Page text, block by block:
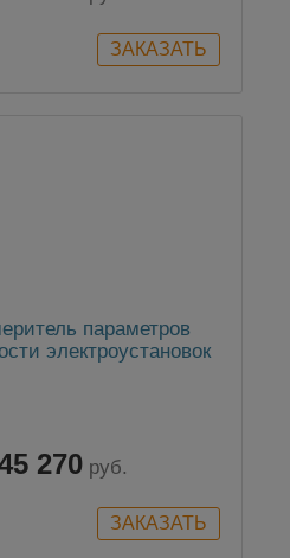
параметров
электроустановок
270 руб.